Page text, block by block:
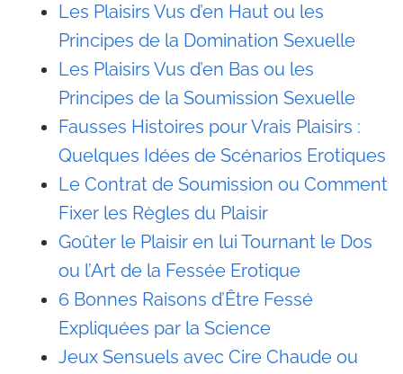
Les Plaisirs Vus d’en Haut ou les
Principes de la Domination Sexuelle
Les Plaisirs Vus d’en Bas ou les
Principes de la Soumission Sexuelle
Fausses Histoires pour Vrais Plaisirs :
Quelques Idées de Scénarios Erotiques
Le Contrat de Soumission ou Comment
Fixer les Règles du Plaisir
Goûter le Plaisir en lui Tournant le Dos
ou l’Art de la Fessée Erotique
6 Bonnes Raisons d’Être Fessé
Expliquées par la Science
Jeux Sensuels avec Cire Chaude ou